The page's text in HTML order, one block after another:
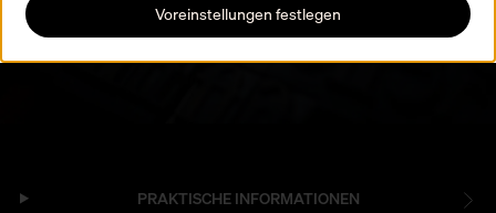
PRAKTISCHE INFORMATIONEN
Voreinstellungen festlegen